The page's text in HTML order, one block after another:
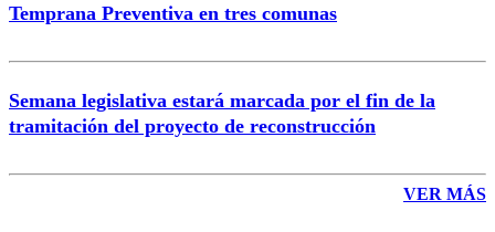
Temprana Preventiva en tres comunas
Semana legislativa estará marcada por el fin de la
tramitación del proyecto de reconstrucción
VER MÁS